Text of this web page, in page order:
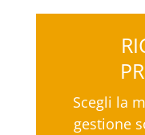
Scegli la
gestione